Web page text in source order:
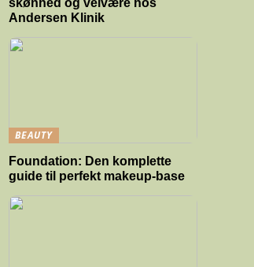
Andersen Klinik
BEAUTY
Foundation: Den komplette
guide til perfekt makeup-base